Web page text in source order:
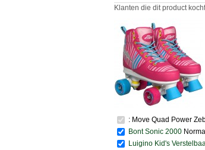
Klanten die dit product
: Move Quad Power
Bont Sonic 2000
Luigino Kid's